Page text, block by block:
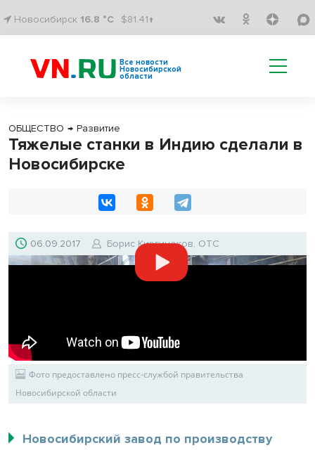
Новосибирск 16.8 °C $81.41↑
Все новости
Новосибирской
области
ОБЩЕСТВО → Развитие
Тяжелые станки в Индию сделали в
Новосибирске
06.09.2017 Борис Киргинеков, ОТС
Фото предоставлено пресс-службой правительства
Новосибирской области
Новосибирский завод по производству